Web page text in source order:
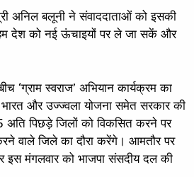
अनिल बलूनी ने संवाददाताओं को इसकी
हम देश को नई ऊंचाइयों पर ले जा सकें और
‘ग्राम स्वराज’ अभियान कार्यक्रम का
और उज्ज्वला योजना समेत सरकार की
अति पिछड़े जिलों को विकसित करने पर
वाले जिले का दौरा करेंगे। आमतौर पर
मंगलवार को भाजपा संसदीय दल की